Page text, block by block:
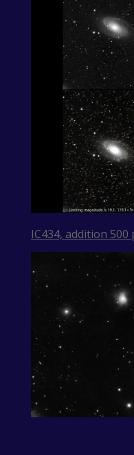
IC434, addition 500